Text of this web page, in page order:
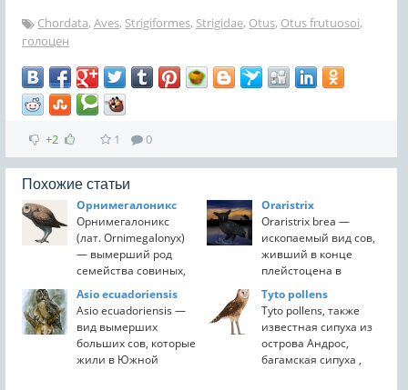
Chordata, Aves, Strigiformes, Strigidae, Otus, Otus frutuosoi,
голоцен
+2 1 0
Похожие статьи
Орнимегалоникс
Орнимегалоникс
(лат. Ornimegalonyx)
— вымерший род
семейства совиных,
близкий к роду ныне
сохранившихся
неясытей (Strix).
Птица обитала на
Кубе в позднем
плейстоцене и
Oraristrix
Oraristrix brea —
ископаемый вид сов,
живший в конце
плейстоцена в
Северной Америке.
Окаменелые останки
вида найдены в
смоляных ямах
формации Ранчо Ла
Бреа в городе...
Asio ecuadoriensis
Asio ecuadoriensis —
вид вымерших
больших сов, которые
жили в Южной
Tyto pollens
Tyto pollens, также
известная сипуха из
острова Андрос,
багамская сипуха ,